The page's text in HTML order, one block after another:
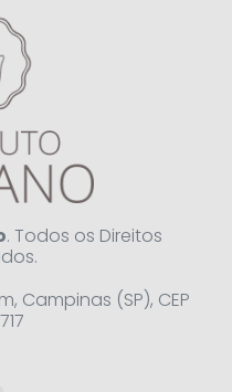
. Todos os Direitos
Campinas (SP), CEP